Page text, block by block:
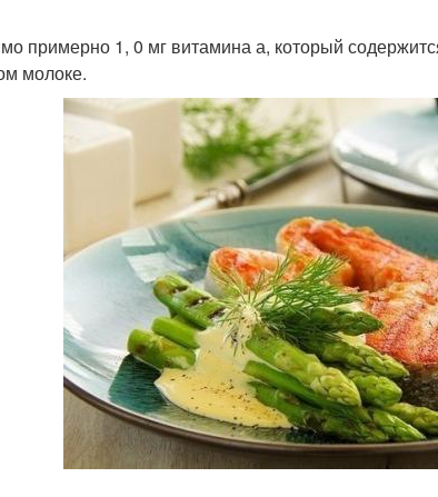
примерно 1, 0 мг витамина а, который
молоке.